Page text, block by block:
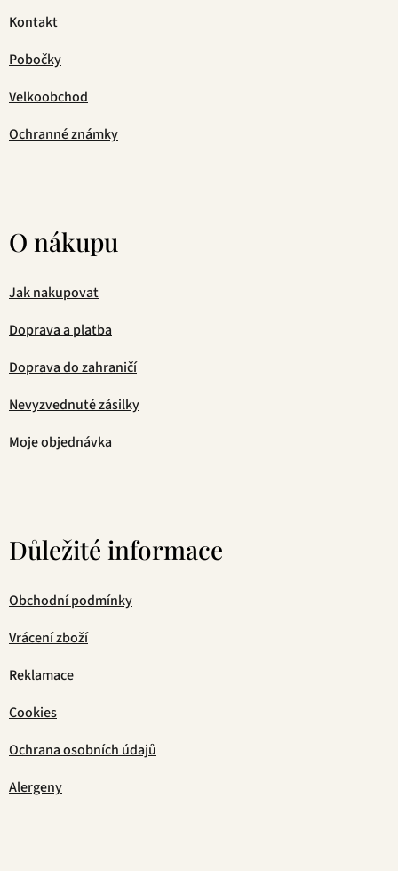
Kontakt
Pobočky
Velkoobchod
Ochranné známky
O nákupu
Jak nakupovat
Doprava a platba
Doprava do zahraničí
Nevyzvednuté zásilky
Moje objednávka
Důležité informace
Obchodní podmínky
Vrácení zboží
Reklamace
Cookies
Ochrana osobních údajů
Alergeny